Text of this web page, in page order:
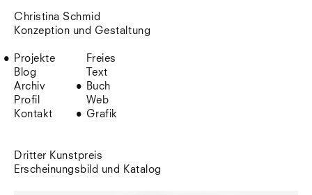
Christina Schmid
Konzeption und Gestaltung
Projekte
Blog
Archiv
Profil
Kontakt
Freies
Text
Buch
Web
Grafik
Dritter Kunstpreis
Erscheinungsbild und Katalog